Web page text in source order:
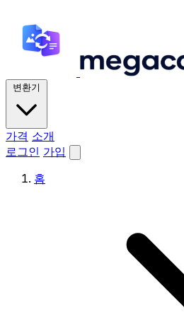
변환기
가격 소개
로그인 가입
홈